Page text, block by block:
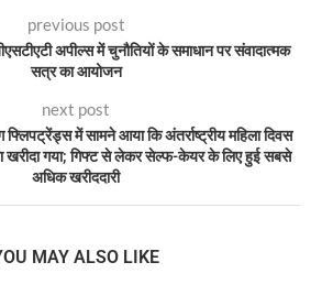
previous post
अपील्स में चुनौतियों के समाधान पर संवादात्मक
सत्र का आयोजन
next post
में सामने आया कि अंतर्राष्ट्रीय महिला दिवस
खरीदा गया; गिफ्ट से लेकर सेल्फ-केयर के लिए हुई सबसे
अधिक खरीददारी
MAY ALSO LIKE